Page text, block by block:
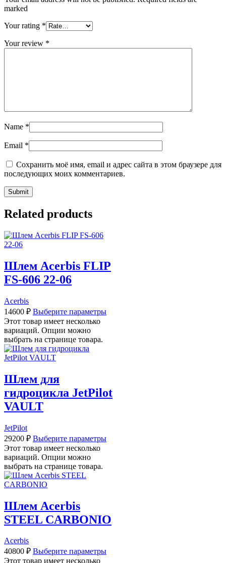
marked
Your rating *
Your review *
Name *
Email *
Сохранить моё имя, email и адрес сайта в этом браузере для
последующих моих комментариев.
Related products
Шлем Acerbis FLIP
FS-606 22-06
Acerbis
14600 ₽ Выберите параметры
Этот товар имеет несколько
вариаций. Опции можно
выбрать на странице товара.
Шлем для
гидроцикла JetPilot
VAULT
JetPilot
29200 ₽ Выберите параметры
Этот товар имеет несколько
вариаций. Опции можно
выбрать на странице товара.
Шлем Acerbis
STEEL CARBONIO
Acerbis
40800 ₽ Выберите параметры
Этот товар имеет несколько